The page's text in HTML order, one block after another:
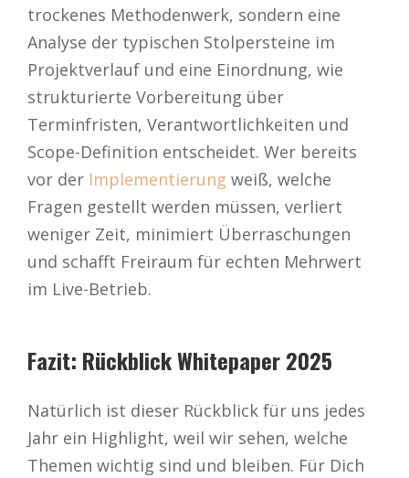
trockenes Methodenwerk, sondern eine
Analyse der typischen Stolpersteine im
Projektverlauf und eine Einordnung, wie
strukturierte Vorbereitung über
Terminfristen, Verantwortlichkeiten und
Scope-Definition entscheidet. Wer bereits
vor der Implementierung weiß, welche
Fragen gestellt werden müssen, verliert
weniger Zeit, minimiert Überraschungen
und schafft Freiraum für echten Mehrwert
im Live-Betrieb.
Fazit: Rückblick Whitepaper 2025
Natürlich ist dieser Rückblick für uns jedes
Jahr ein Highlight, weil wir sehen, welche
Themen wichtig sind und bleiben. Für Dich